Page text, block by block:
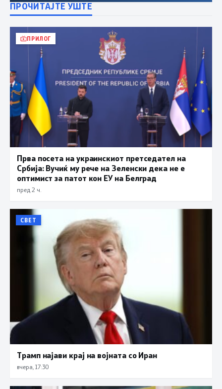
ПРОЧИТАЈТЕ УШТЕ
ПРИЛОГ
Прва посета на украинскиот претседател на
Србија: Вучиќ му рече на Зеленски дека не е
оптимист за патот кон ЕУ на Белград
пред 2 ч.
СВЕТ
Трамп најави крај на војната со Иран
вчера, 17:30